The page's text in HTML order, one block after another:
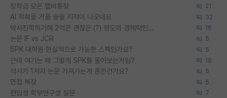
장학금 모은 랩비통장 21
AI 학회들 거품 슬슬 지적이 나오네요 32
박사진학하기에 2억은 괜찮은 (?) 정도의 경제력인가요 16
논문 IF vs JCR 5
SPK 대학원 현실적으로 가능한 스펙인가요? 5
근데 여기는 왜 그렇게 SPK를 물어보는거임? 16
석사가 1저자 논문 가져가는게 흔한건가요? 5
면접 복장 5
편입생 학부연구생 질문 7